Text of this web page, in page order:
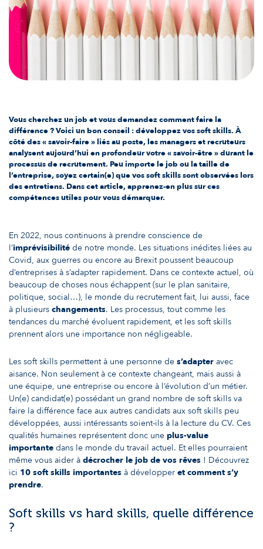
Vous cherchez un job et vous demandez comment faire la
différence ? Voici un bon conseil : développez vos soft skills. À
côté des « savoir-faire » liés au poste, les managers et recruteurs
analysent aujourd’hui en profondeur votre « savoir-être » durant le
processus de recrutement. Peu importe le job ou la taille de
l’entreprise, soyez certain(e) que vos soft skills sont observées lors
des entretiens. Dans cet article, apprenez-en plus sur ces
compétences utiles pour vous démarquer.
En 2022, nous continuons à prendre conscience de
l’imprévisibilité de notre monde. Les situations inédites liées au
Covid, aux guerres ou encore au Brexit poussent beaucoup
d’entreprises à s’adapter rapidement. Dans ce contexte actuel, où
beaucoup de choses nous échappent (sur le plan sanitaire,
politique, social…), le monde du recrutement fait, lui aussi, face
à plusieurs changements. Les processus, tout comme les
tendances du marché évoluent rapidement, et les soft skills
prennent alors une importance non négligeable.
Les soft skills permettent à une personne de s’adapter avec
aisance. Non seulement à ce contexte changeant, mais aussi à
une équipe, une entreprise ou encore à l’évolution d’un métier.
Un(e) candidat(e) possédant un grand nombre de soft skills va
faire la différence face aux autres candidats aux soft skills peu
développées, aussi intéressants soient-ils à la lecture du CV. Ces
qualités humaines représentent donc une plus-value
importante dans le monde du travail actuel. Et elles pourraient
même vous aider à décrocher le job de vos rêves ! Découvrez
ici 10 soft skills importantes à développer et comment s’y
prendre.
Soft skills vs hard skills, quelle différence
?